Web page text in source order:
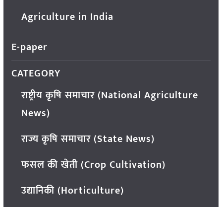
Agriculture in India
E-paper
CATEGORY
राष्ट्रीय कृषि समाचार (National Agriculture
News)
राज्य कृषि समाचार (State News)
फसल की खेती (Crop Cultivation)
उद्यानिकी (Horticulture)